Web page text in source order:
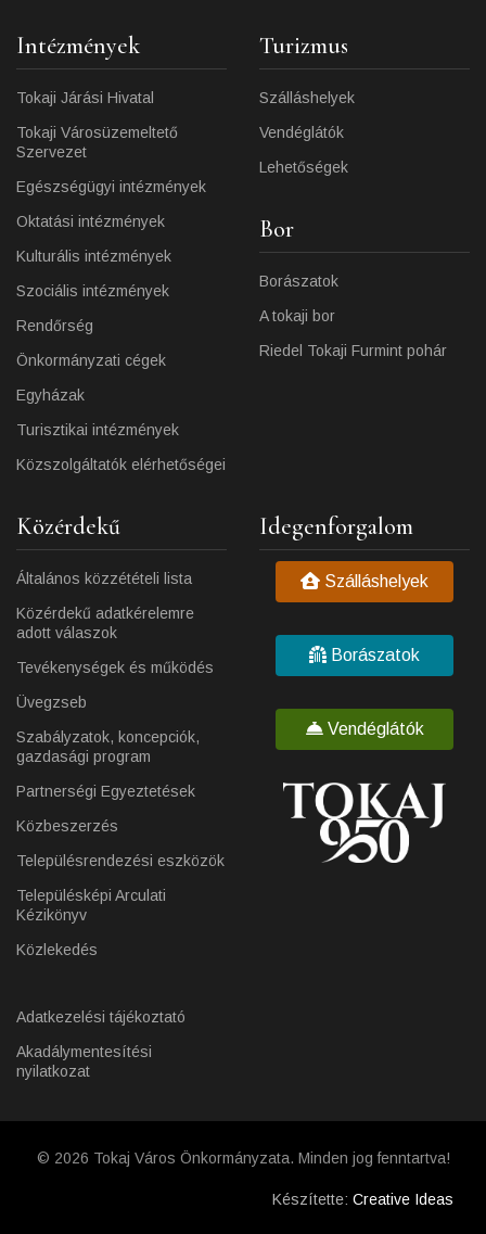
Intézmények
Tokaji Járási Hivatal
Tokaji Városüzemeltető
Szervezet
Egészségügyi intézmények
Oktatási intézmények
Kulturális intézmények
Szociális intézmények
Rendőrség
Önkormányzati cégek
Egyházak
Turisztikai intézmények
Közszolgáltatók elérhetőségei
Turizmus
Szálláshelyek
Vendéglátók
Lehetőségek
Bor
Borászatok
A tokaji bor
Riedel Tokaji Furmint pohár
Közérdekű
Általános közzétételi lista
Közérdekű adatkérelemre
adott válaszok
Tevékenységek és működés
Üvegzseb
Szabályzatok, koncepciók,
gazdasági program
Partnerségi Egyeztetések
Közbeszerzés
Településrendezési eszközök
Településképi Arculati
Kézikönyv
Közlekedés
Adatkezelési tájékoztató
Akadálymentesítési
nyilatkozat
Idegenforgalom
Szálláshelyek
Borászatok
Vendéglátók
© 2026 Tokaj Város Önkormányzata. Minden jog fenntartva!
Készítette: Creative Ideas